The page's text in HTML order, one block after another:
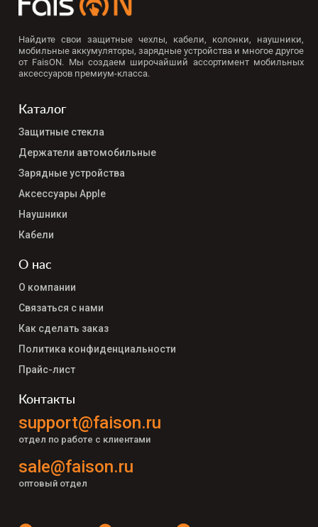
Найдите свои защитные чехлы, кабели, колонки, наушники,
мобильные аккумуляторы, зарядные устройства и многое другое
от FaisON. Мы создаем широчайший ассортимент мобильных
аксессуаров премиум-класса.
Каталог
Защитные стекла
Держатели автомобильные
Зарядные устройства
Аксессуары Apple
Наушники
Кабели
О нас
О компании
Связаться с нами
Как сделать заказ
Политика конфиденциальности
Прайс-лист
Контакты
support@faison.ru
отдел по работе с клиентами
sale@faison.ru
оптовый отдел